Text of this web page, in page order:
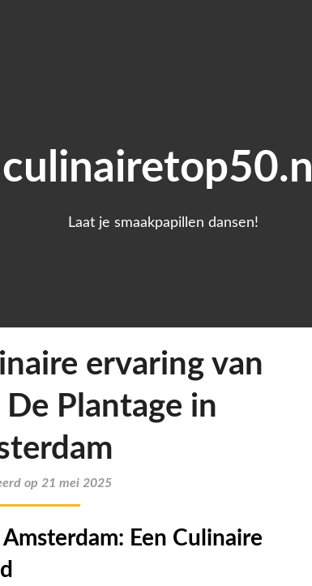
culinairetop50.nl
Laat je smaakpapillen dansen!
ervaring van
De Plantage in
op 21 mei 2025
Een Culinaire